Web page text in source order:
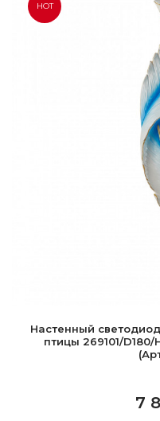
HOT
Настенный
птицы 269101/
7